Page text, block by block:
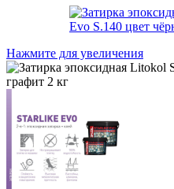
Нажмите для увеличения